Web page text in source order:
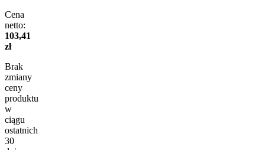
Cena
netto:
103,41
zł
Brak
zmiany
ceny
produktu
w
ciągu
ostatnich
30